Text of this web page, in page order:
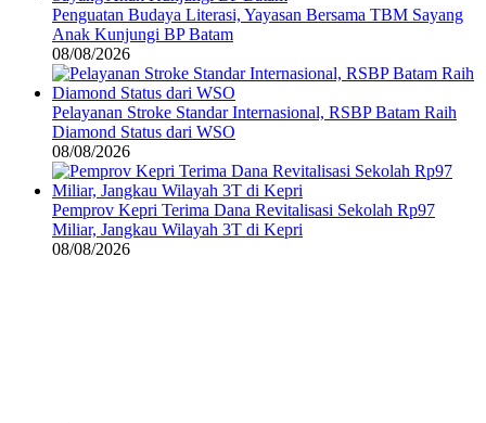
Penguatan Budaya Literasi, Yayasan Bersama TBM Sayang
Anak Kunjungi BP Batam
08/08/2026
Pelayanan Stroke Standar Internasional, RSBP Batam Raih
Diamond Status dari WSO
08/08/2026
Pemprov Kepri Terima Dana Revitalisasi Sekolah Rp97
Miliar, Jangkau Wilayah 3T di Kepri
08/08/2026